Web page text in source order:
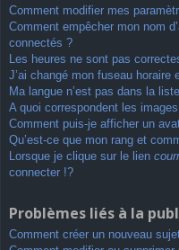
Comment modifier mes
Comment empêcher mon nom
connectés ?
Les heures ne sont pas
J’ai changé mon fuseau horaire
Ma langue n’est pas dans la
A quoi correspondent les
Comment puis-je afficher un
Qu’est-ce que mon rang et
Lorsque je clique sur le lien
connecter !?
Problèmes liés à la
Comment créer un nouveau